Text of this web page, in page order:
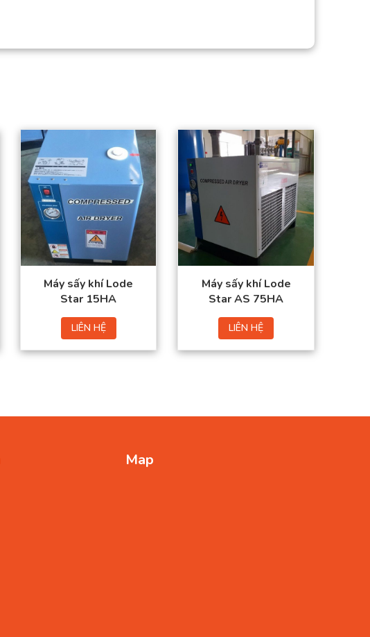
Lưu lượng khí nén:
1.7 (m3/phút)
Kích thước ống
Công suất: 0.58 (Kw)
Nguồn điện: 220/50
(V/Hz)
Máy sấy khí Lode
Star 15HA
LIÊN HỆ
Lưu lượng khí nén:
Kích thước ống
Công suất: 1.92 (Kw)
Nguồn điện: 220/50
(V/Hz)
Máy sấy khí Lode
Star AS 75HA
LIÊN HỆ
Map